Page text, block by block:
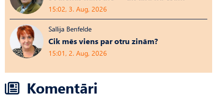
15:02, 3. Aug, 2026
Sallija Benfelde
Cik mēs viens par otru zinām?
15:01, 2. Aug, 2026
Komentāri